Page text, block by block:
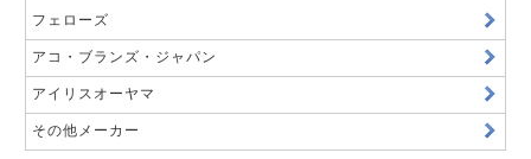
フェローズ
アコ・ブランズ・ジャパン
アイリスオーヤマ
その他メーカー